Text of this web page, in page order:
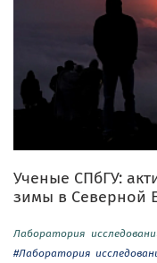
Ученые СПбГУ:
зимы в Северной
Лаборатория
#Лаборатория